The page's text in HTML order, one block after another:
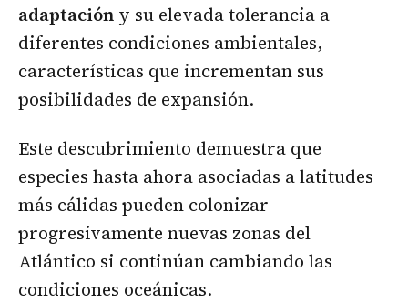
adaptación y su elevada tolerancia a
diferentes condiciones ambientales,
características que incrementan sus
posibilidades de expansión.
Este descubrimiento demuestra que
especies hasta ahora asociadas a latitudes
más cálidas pueden colonizar
progresivamente nuevas zonas del
Atlántico si continúan cambiando las
condiciones oceánicas.